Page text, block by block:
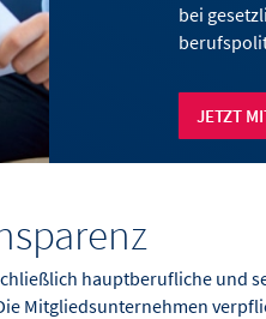
bei
JETZT
hauptberufliche und
Mitgliedsunternehmen